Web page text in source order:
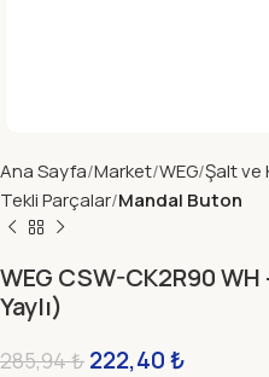
Ana Sayfa Market WEG Şalt ve
Tekli Parçalar Mandal Buton
WEG CSW-CK2R90
Yaylı)
285,94₺ 222,40₺